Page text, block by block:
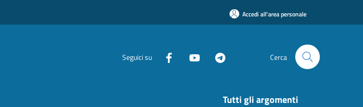
Accedi all'area personale
Seguici su Cerca
Tutti gli argomenti